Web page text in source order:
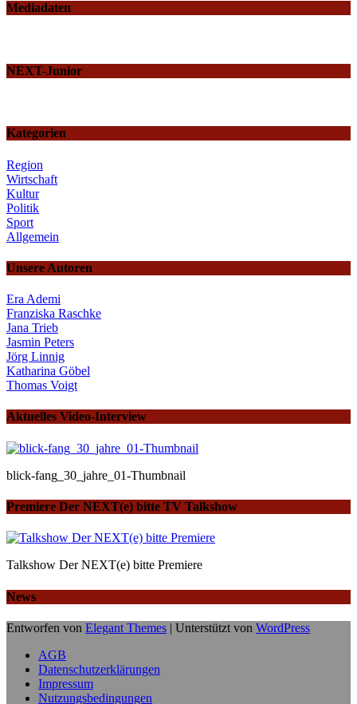
Mediadaten
NEXT-Junior
Kategorien
Region
Wirtschaft
Kultur
Politik
Sport
Allgemein
Unsere Autoren
Era Ademi
Franziska Raschke
Jana Trieb
Jasmin Peters
Jörg Linnig
Katharina Göbel
Thomas Voigt
Aktuelles Video-Interview
blick-fang_30_jahre_01-Thumbnail
Premiere Der NEXT(e) bitte TV Talkshow
Talkshow Der NEXT(e) bitte Premiere
News
Entworfen von Elegant Themes | Unterstützt von WordPress
AGB
Datenschutzerklärungen
Impressum
Nutzungsbedingungen